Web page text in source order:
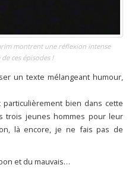
montrent une réflexion intense
ces épisodes !
un texte mélangeant humour,
bien dans cette
trois jeunes hommes pour leur
là encore, je ne fais pas de
et du mauvais…